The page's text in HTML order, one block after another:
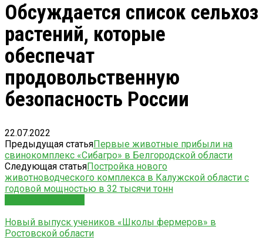
Обсуждается список сельхоз
растений, которые
обеспечат
продовольственную
безопасность России
22.07.2022
Предыдущая статьяПервые животные прибыли на
свинокомплекс «Сибагро» в Белгородской области
Следующая статьяПостройка нового
животноводческого комплекса в Калужской области с
годовой мощностью в 32 тысячи тонн
Новый выпуск учеников «Школы фермеров» в
Ростовской области